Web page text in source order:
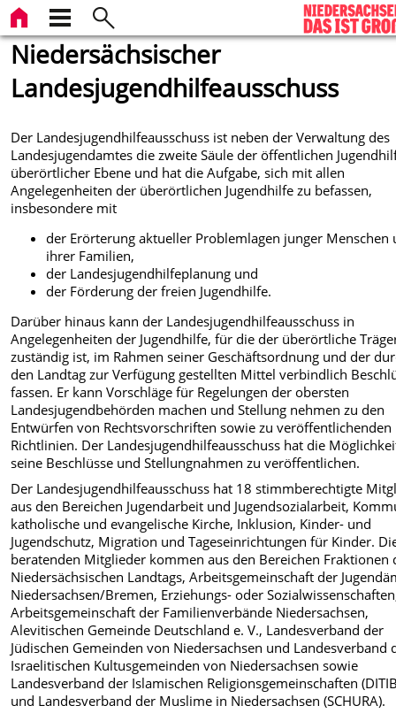
Niedersächsischer
Landesjugendhilfeausschuss
Der Landesjugendhilfeausschuss ist neben der Verwaltung des
Landesjugendamtes die zweite Säule der öffentlichen
überörtlicher Ebene und hat die Aufgabe, sich mit allen
Angelegenheiten der überörtlichen Jugendhilfe zu befassen,
insbesondere mit
der Erörterung aktueller Problemlagen junger Menschen
ihrer Familien,
der Landesjugendhilfeplanung und
der Förderung der freien Jugendhilfe.
Darüber hinaus kann der Landesjugendhilfeausschuss in
Angelegenheiten der Jugendhilfe, für die der überörtliche
zuständig ist, im Rahmen seiner Geschäftsordnung und der
den Landtag zur Verfügung gestellten Mittel verbindlich
fassen. Er kann Vorschläge für Regelungen der obersten
Landesjugendbehörden machen und Stellung nehmen zu den
Entwürfen von Rechtsvorschriften sowie zu veröffentlichenden
Richtlinien. Der Landesjugendhilfeausschuss hat die
seine Beschlüsse und Stellungnahmen zu veröffentlichen.
Der Landesjugendhilfeausschuss hat 18 stimmberechtigte
aus den Bereichen Jugendarbeit und Jugendsozialarbeit,
katholische und evangelische Kirche, Inklusion, Kinder- und
Jugendschutz, Migration und Tageseinrichtungen für Kinder.
beratenden Mitglieder kommen aus den Bereichen Fraktionen
Niedersächsischen Landtags, Arbeitsgemeinschaft der
Niedersachsen/Bremen, Erziehungs- oder
Arbeitsgemeinschaft der Familienverbände Niedersachsen,
Alevitischen Gemeinde Deutschland e. V., Landesverband der
Jüdischen Gemeinden von Niedersachsen und Landesverband
Israelitischen Kultusgemeinden von Niedersachsen sowie
Landesverband der Islamischen Religionsgemeinschaften
und Landesverband der Muslime in Niedersachsen (SCHURA).